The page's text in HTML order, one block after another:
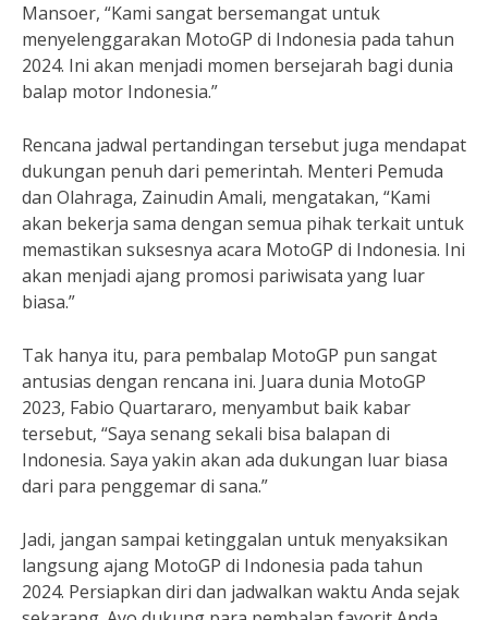
Mansoer, “Kami sangat bersemangat untuk
menyelenggarakan MotoGP di Indonesia pada tahun
2024. Ini akan menjadi momen bersejarah bagi dunia
balap motor Indonesia.”
Rencana jadwal pertandingan tersebut juga mendapat
dukungan penuh dari pemerintah. Menteri Pemuda
dan Olahraga, Zainudin Amali, mengatakan, “Kami
akan bekerja sama dengan semua pihak terkait untuk
memastikan suksesnya acara MotoGP di Indonesia. Ini
akan menjadi ajang promosi pariwisata yang luar
biasa.”
Tak hanya itu, para pembalap MotoGP pun sangat
antusias dengan rencana ini. Juara dunia MotoGP
2023, Fabio Quartararo, menyambut baik kabar
tersebut, “Saya senang sekali bisa balapan di
Indonesia. Saya yakin akan ada dukungan luar biasa
dari para penggemar di sana.”
Jadi, jangan sampai ketinggalan untuk menyaksikan
langsung ajang MotoGP di Indonesia pada tahun
2024. Persiapkan diri dan jadwalkan waktu Anda sejak